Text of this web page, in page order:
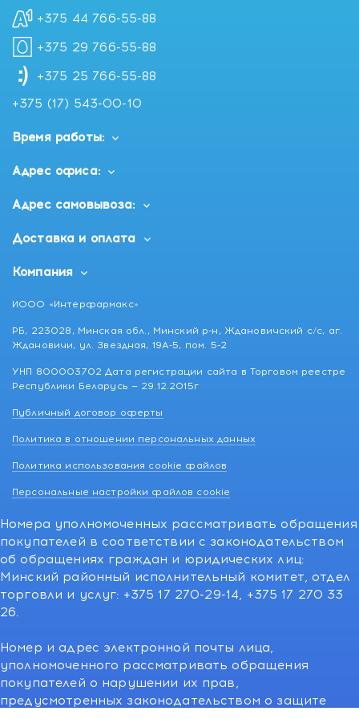
Cocamide DEA, Cocamidopropyl Betaine, Coco Glucoside,
Parfum, PEG-4 Distearyl Ether, Glycerin, Distearyl Ether,
Citric Acid, Propylene Glycol, Dicaprylyl Ether,
Amodimethicone, Hydrolyzed Milk Protein, Hydrolyzed
Keratin, Cetrimonium Chloride, Trideceth-12,
Methylchloroisothiazolinone, Methylisothiazolinone,
+375 44 766-55-88
+375 29 766-55-88
+375 25 766-55-88
+375 (17) 543-00-10
Время работы:
Адрес офиса:
Адрес самовывоза:
Доставка и оплата
Компания
ИООО «Интерфармакс»
РБ, 223028, Минская обл., Минский р-н, Ждановичский с/с, аг.
Ждановичи, ул. Звездная, 19А-5, пом. 5-2
УНП 800003702 Дата регистрации сайта в Торговом реестре
Республики Беларусь — 29.12.2015г
Публичный договор оферты
Политика в отношении персональных данных
Политика использования cookie файлов
Персональные настройки файлов cookie
Номера уполномоченных рассматривать обращения
покупателей в соответствии с законодательством
об обращениях граждан и юридических лиц:
Минский районный исполнительный комитет, отдел
торговли и услуг: +375 17 270-29-14, +375 17 270 33
26.
Номер и адрес электронной почты лица,
уполномоченного рассматривать обращения
покупателей о нарушении их прав,
предусмотренных законодательством о защите